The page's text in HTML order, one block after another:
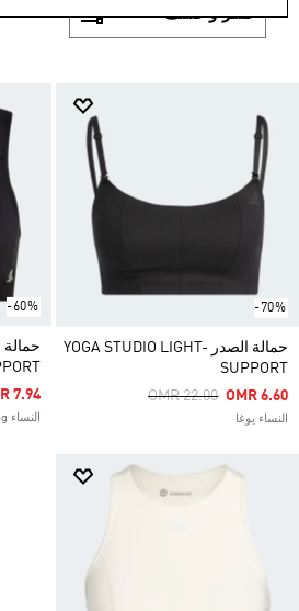
فلتر و صنف
-70%
حمالة الصدر YOGA STUDIO LIGHT-
SUPPORT
Price Reduced From
OMR 22.00ToOMR 6.60
النساء يوغا
-60%
7.94
النساء Gym & Training